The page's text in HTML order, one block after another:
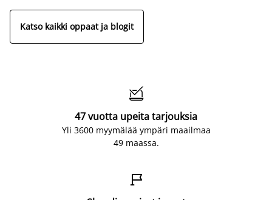
Katso kaikki oppaat ja blogit

47 vuotta upeita tarjouksia
Yli 3600 myymälää ympäri maailmaa
49 maassa.
